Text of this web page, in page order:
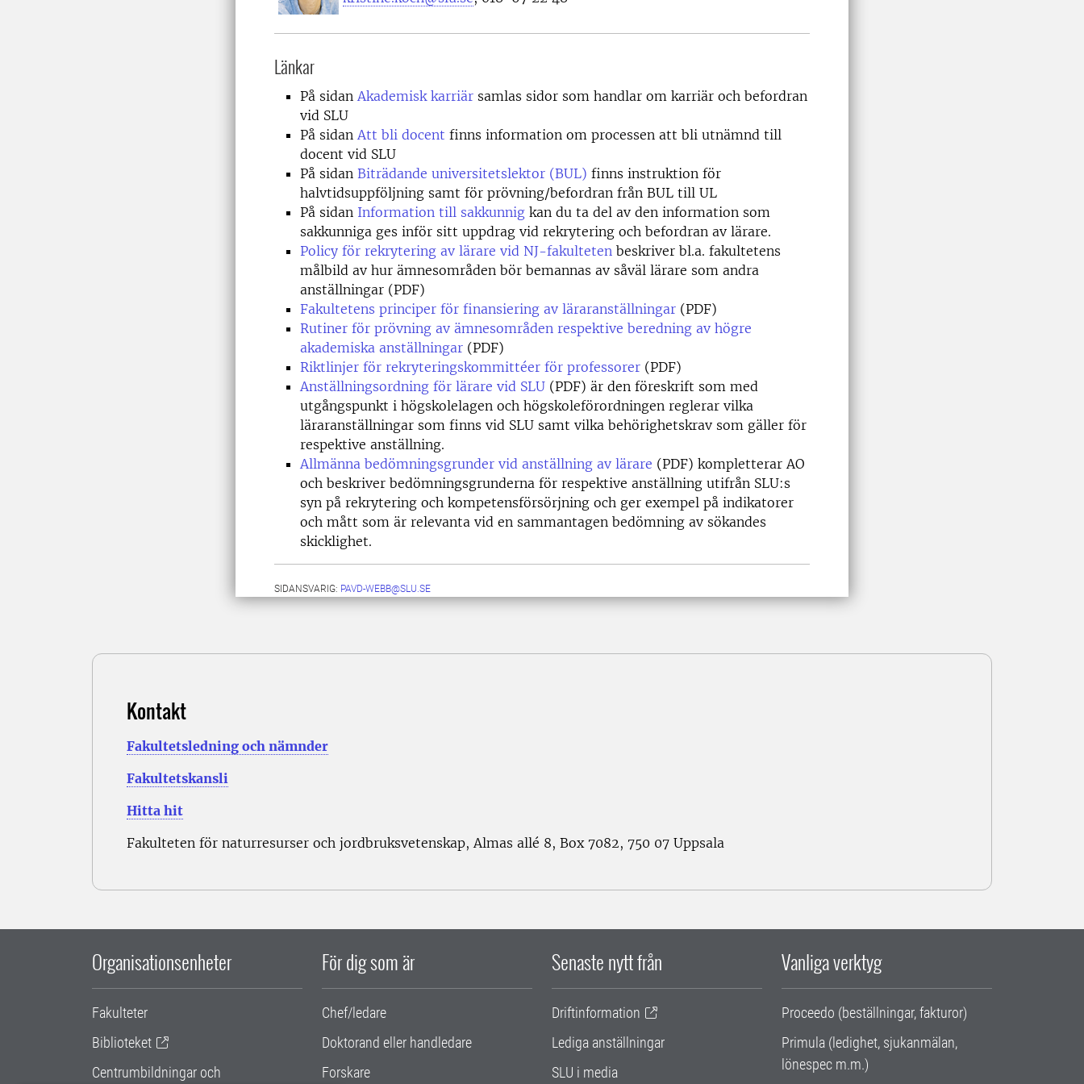
Länkar
På sidan Akademisk karriär samlas sidor som handlar om karriär och befordran
vid SLU
På sidan Att bli docent finns information om processen att bli utnämnd till
docent vid SLU
På sidan Biträdande universitetslektor (BUL) finns instruktion för
halvtidsuppföljning samt för prövning/befordran från BUL till UL
På sidan Information till sakkunnig kan du ta del av den information som
sakkunniga ges inför sitt uppdrag vid rekrytering och befordran av lärare.
Policy för rekrytering av lärare vid NJ-fakulteten beskriver bl.a. fakultetens
målbild av hur ämnesområden bör bemannas av såväl lärare som andra
anställningar (PDF)
Fakultetens principer för finansiering av läraranställningar (PDF)
Rutiner för prövning av ämnesområden respektive beredning av högre
akademiska anställningar (PDF)
Riktlinjer för rekryteringskommittéer för professorer (PDF)
Anställningsordning för lärare vid SLU (PDF) är den föreskrift som med
utgångspunkt i högskolelagen och högskoleförordningen reglerar vilka
läraranställningar som finns vid SLU samt vilka behörighetskrav som gäller för
respektive anställning.
Allmänna bedömningsgrunder vid anställning av lärare (PDF) kompletterar AO
och beskriver bedömningsgrunderna för respektive anställning utifrån SLU:s
syn på rekrytering och kompetensförsörjning och ger exempel på indikatorer
och mått som är relevanta vid en sammantagen bedömning av sökandes
skicklighet.
SIDANSVARIG: PAVD-WEBB@SLU.SE
Kontakt
Fakultetsledning och nämnder
Fakultetskansli
Hitta hit
Fakulteten för naturresurser och jordbruksvetenskap, Almas allé 8, Box 7082, 750 07 Uppsala
Organisationsenheter
Fakulteter
Biblioteket
Centrumbildningar och
För dig som är
Chef/ledare
Doktorand eller handledare
Forskare
Senaste nytt från
Driftinformation
Lediga anställningar
SLU i media
Vanliga verktyg
Proceedo (beställningar, fakturor)
Primula (ledighet, sjukanmälan,
lönespec m.m.)